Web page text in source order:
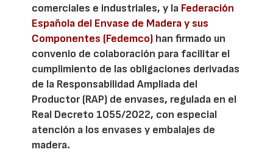
comerciales e industriales, y la Federación
Española del Envase de Madera y sus
Componentes (Fedemco) han firmado un
convenio de colaboración para facilitar el
cumplimiento de las obligaciones derivadas
de la Responsabilidad Ampliada del
Productor (RAP) de envases, regulada en el
Real Decreto 1055/2022, con especial
atención a los envases y embalajes de
madera.